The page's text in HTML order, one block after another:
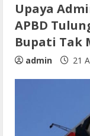
Upaya
APBD
Bupati Tak
admin 21